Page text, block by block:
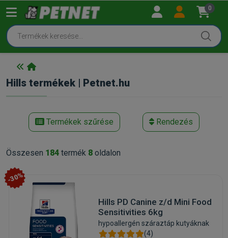
0
Hills termékek | Petnet.hu
Termékek szűrése Rendezés
Összesen 184 termék 8 oldalon
-30%
Hills PD Canine z/d Mini Food
Sensitivities 6kg
hypoallergén száraztáp kutyáknak
(4)